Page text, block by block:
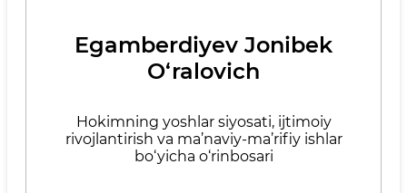
Egamberdiyev Jonibek
O‘ralovich
Hokimning yoshlar siyosati, ijtimoiy
rivojlantirish va ma’naviy-ma’rifiy ishlar
bo‘yicha o‘rinbosari